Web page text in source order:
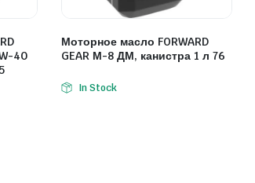
40
Моторное масло FORWARD
GEAR М-8 ДМ, канистра 1 л 76
In Stock